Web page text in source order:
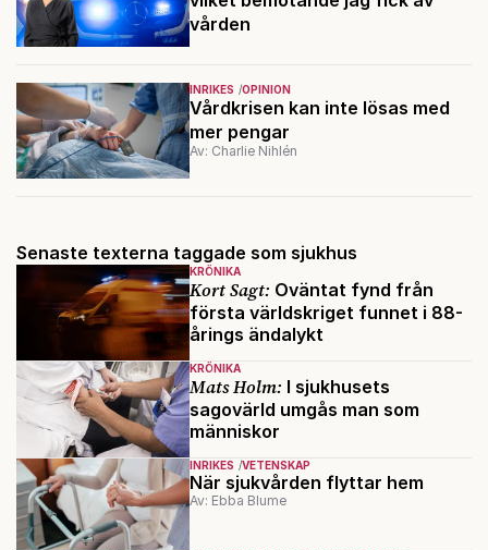
vården
INRIKES OPINION
Vårdkrisen kan inte lösas med
mer pengar
Av: Charlie Nihlén
Senaste texterna taggade som sjukhus
KRÖNIKA
Kort Sagt: Oväntat fynd från
första världskriget funnet i 88-
årings ändalykt
KRÖNIKA
Mats Holm: I sjukhusets
sagovärld umgås man som
människor
INRIKES VETENSKAP
När sjukvården flyttar hem
Av: Ebba Blume